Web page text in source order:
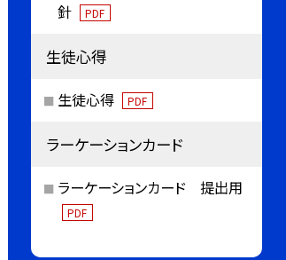
針
PDF
生徒心得
生徒心得 PDF
ラーケーションカード
ラーケーションカード 提出用
PDF